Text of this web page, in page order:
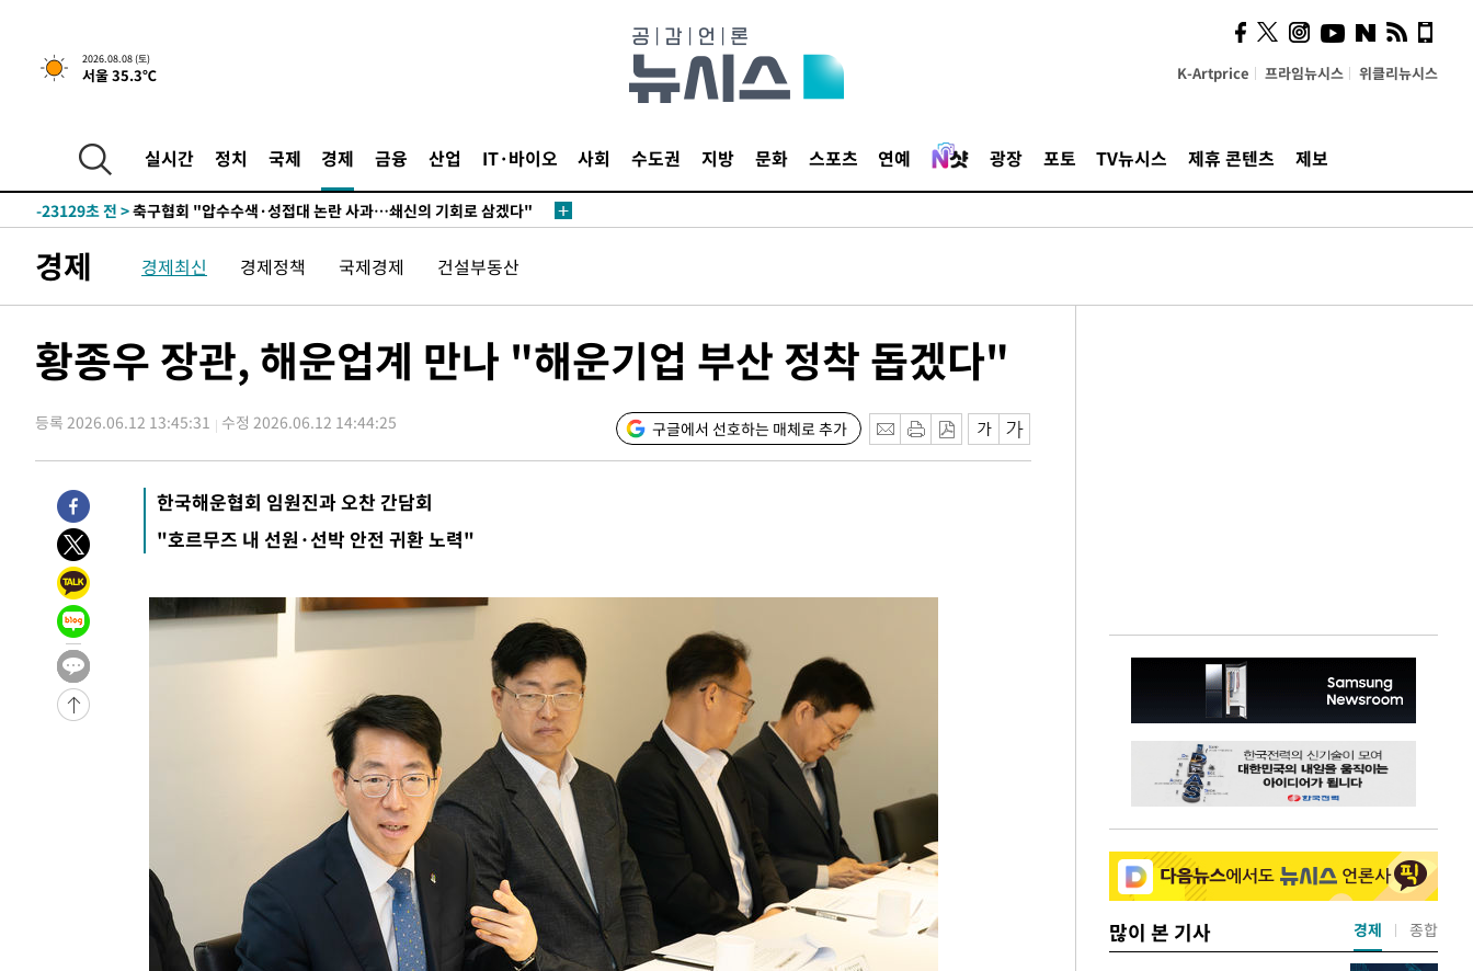
2026.08.08 (토)
서울 35.3℃ K-Artprice 프라임뉴시스 위클리뉴시스
실시간 정치 국제 경제 금융 산업 IT·바이오 사회 수도권 지방 문화 스포츠 연예 광장 포토 TV뉴시스 제휴 콘텐츠 제보
-3393초 전 >[속보]뉴욕증시 상승 마감…S&P 0.6% 나스닥 1.3%↑
-29884초 전 >
여수 오동도 해상서 모터보트 전복…1명 사망·1명 실종
-26111초 전 >
주 날씨]
-23129초 전 >축구협회 "압수수색·성접대 논란 사과…쇄신의 기회로 삼겠다"
송"
-10267초 전 >
'최고 37도' 폭염 지속…강원동해안 최대 150㎜ 비
-3393초 전 >[속보]뉴욕증시 상승 마감…S&P 0.6% 나스닥 1.3%↑
-29884초 전 >여수 오동도 해상서 모터보트 전복…1명 사망·1명 실종
주 날씨]
-23129초 전 >축구협회 "압수수색·성접대 논란 사과…쇄신의 기회로 삼겠다"
-21646초 전 >[속보]'압수수색·성접대 논란' 축구협회 "실망과 걱정 안겨드려 죄
-10267초 전 >
'최고 37도' 폭염 지속…강원동해안 최대 150㎜ 비
-3393초 전 >
[속보]뉴욕증시 상승 마감…S&P 0.6% 나스닥 1.3%↑
경제 경제최신 경제정책 국제경제 건설부동산
황종우 장관, 해운업계 만나 "해운기업 부산 정착 돕겠다"
등록 2026.06.12 13:45:31 수정 2026.06.12 14:44:25 구글에서 선호하는 매체로 추가
한국해운협회 임원진과 오찬 간담회
"호르무즈 내 선원·선박 안전 귀환 노력"
많이 본 기사 경제 종합